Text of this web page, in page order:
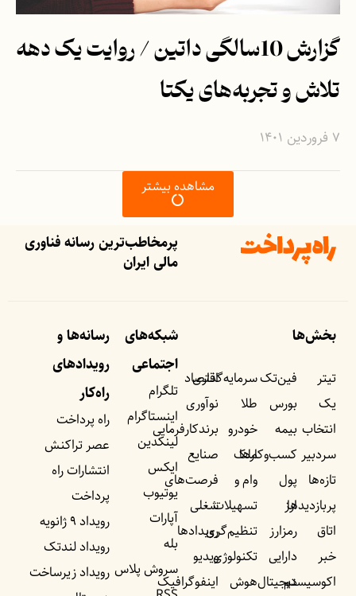
گزارش 10‌سالگی داتین / روایت یک دهه
تلاش و تجربه‌های یکتا
۷ فروردین ۱۴۰۱
مشاهده بیشتر
پرمخاطب‌ترین رسانه فناوری
مالی ایران
بخش‌ها
تیتر
یک
انتخاب
سردبیر
تازه‌ها
پربازدید‌ها
اتاق
خبر
اکوسیستم
فین‌تک
بورس
بیمه
کسب‌وکار‌ها
پول
ارز
رمزارز
دارایی
دیجیتال
سرمایه‌گذاری
طلا
خودرو
ملک
وام و
تسهیلات
تنظیم‌گری
تکنولوژی
هوش
اقتصاد
نوآوری
برندکارفرمایی
صنایع
فرصت‌های
شغلی
رویداد‌ها
ویدیو
اینفوگرافیک
شبکه‌های
اجتماعی
تلگرام
اینستاگرام
لینکدین
ایکس
یوتیوب
آپارات
بله
سروش پلاس
رسانه‌ها و
رویداد‌های
راه‌کار
راه پرداخت
عصر تراکنش
انتشارات راه
پرداخت
رویداد ۹ ژانویه
رویداد لندتک
رویداد زیرساخت